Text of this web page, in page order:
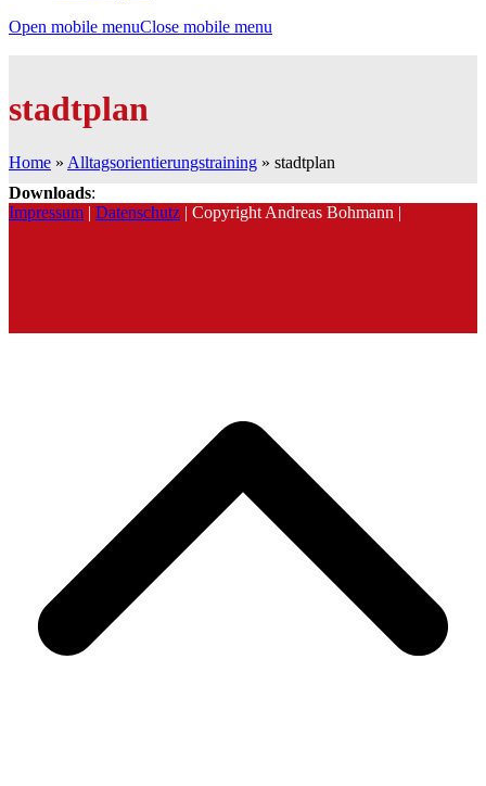
Open mobile menuClose mobile menu
stadtplan
Home » Alltagsorientierungstraining » stadtplan
Downloads:
Impressum | Datenschutz | Copyright Andreas Bohmann |